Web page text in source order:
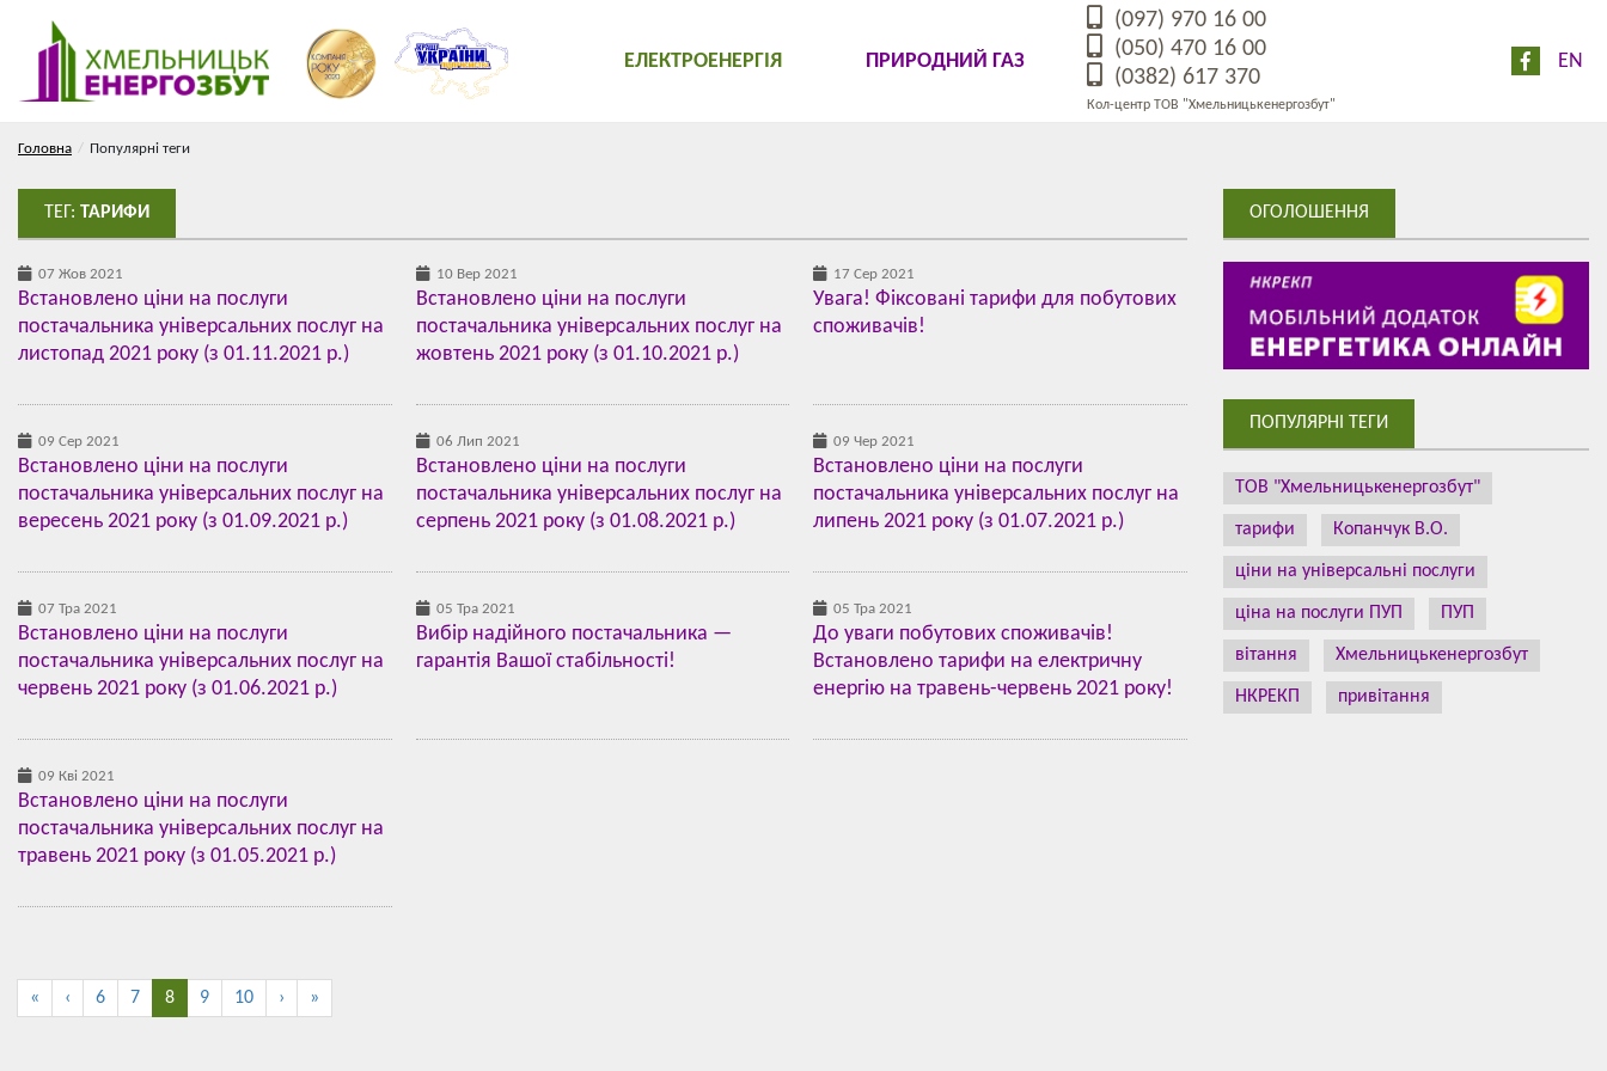
ЕЛЕКТРОЕНЕРГІЯ ПРИРОДНИЙ ГАЗ
(097) 970 16 00
(050) 470 16 00
(0382) 617 370
Кол-центр ТОВ "Хмельницькенергозбут"
EN
Головна Популярні теги
ТЕГ: ТАРИФИ
07 Жов 2021
Встановлено ціни на послуги
постачальника універсальних послуг на
листопад 2021 року (з 01.11.2021 р.)
10 Вер 2021
Встановлено ціни на послуги
постачальника універсальних послуг на
жовтень 2021 року (з 01.10.2021 р.)
17 Сер 2021
Увага! Фіксовані тарифи для побутових
споживачів!
09 Сер 2021
Встановлено ціни на послуги
постачальника універсальних послуг на
вересень 2021 року (з 01.09.2021 р.)
06 Лип 2021
Встановлено ціни на послуги
постачальника універсальних послуг на
серпень 2021 року (з 01.08.2021 р.)
09 Чер 2021
Встановлено ціни на послуги
постачальника універсальних послуг на
липень 2021 року (з 01.07.2021 р.)
07 Тра 2021
Встановлено ціни на послуги
постачальника універсальних послуг на
червень 2021 року (з 01.06.2021 р.)
05 Тра 2021
Вибір надійного постачальника —
гарантія Вашої стабільності!
05 Тра 2021
До уваги побутових споживачів!
Встановлено тарифи на електричну
енергію на травень-червень 2021 року!
09 Кві 2021
Встановлено ціни на послуги
постачальника універсальних послуг на
травень 2021 року (з 01.05.2021 р.)
« ‹ 6 7 8 9 10 › »
ОГОЛОШЕННЯ
ПОПУЛЯРНІ ТЕГИ
ТОВ "Хмельницькенергозбут"
тарифи Копанчук В.О.
ціни на універсальні послуги
ціна на послуги ПУП ПУП
вітання Хмельницькенергозбут
НКРЕКП привітання